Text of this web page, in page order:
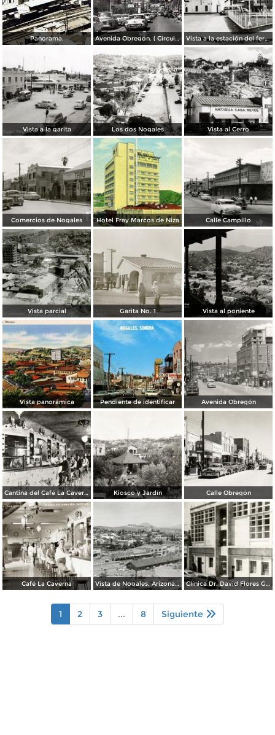
Panorama. Avenida Obregon. ( Circulada el 27 de Junio de 1958 ). Vista a la estación del ferrocarril
Vista a la garita Los dos Nogales Vista al Cerro
Comercios de Nogales Hotel Fray Marcos de Niza Calle Campillo
Vista parcial Garita No. 1 Vista al poniente
Vista panorámica Pendiente de identificar Avenida Obregón
Cantina del Café La Caverna Kiosco y Jardín Calle Obregón
Café La Caverna Vista de Nogales, Arizona, desde Nogales, Sonora Clínica Dr. David Flores Guerra
1 2 3 ... 8 Siguiente